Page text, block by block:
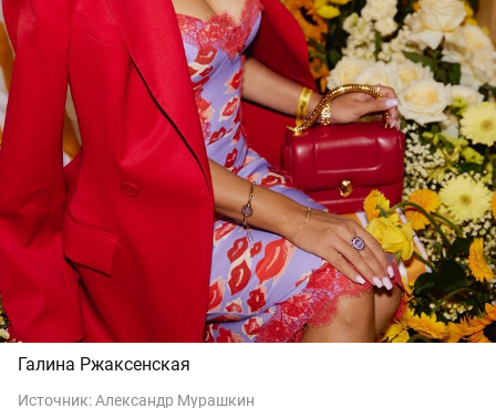
Галина Ржаксенская
Источник:Александр Мурашкин